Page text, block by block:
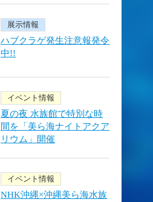
展示情報
ハブクラゲ発生注意報発令
中!!
イベント情報
夏の夜 水族館で特別な時
間を「美ら海ナイトアクア
リウム」開催
イベント情報
NHK沖縄×沖縄美ら海水族